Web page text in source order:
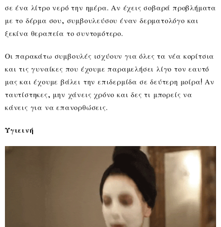
σε ένα λίτρο νερό την ημέρα. Αν έχεις σοβαρά προβλήματα
με το δέρμα σου, συμβουλεύσου έναν δερματολόγο και
ξεκίνα θεραπεία το συντομότερο.
Οι παρακάτω συμβουλές ισχύουν για όλες τα νέα κορίτσια
και τις γυναίκες που έχουμε παραμελήσει λίγο τον εαυτό
μας και έχουμε βάλει την επιδερμίδα σε δεύτερη μοίρα! Αν
ταυτίστηκες, μην χάνεις χρόνο και δες τι μπορείς να
κάνεις για να επανορθώσεις.
Υγιεινή